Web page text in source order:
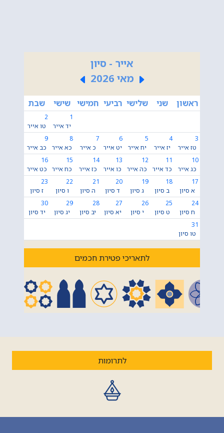
אייר - סיון
מאי 2026
ראשון שני שלישי רביעי חמישי שישי שבת
1
יד אייר
2
טו אייר
3
טז אייר
4
יז אייר
5
יח אייר
6
יט אייר
7
כ אייר
8
כא אייר
9
כב אייר
10
כג אייר
11
כד אייר
12
כה אייר
13
כו אייר
14
כז אייר
15
כח אייר
16
כט אייר
17
א סיון
18
ב סיון
19
ג סיון
20
ד סיון
21
ה סיון
22
ו סיון
23
ז סיון
24
ח סיון
25
ט סיון
26
י סיון
27
יא סיון
28
יב סיון
29
יג סיון
30
יד סיון
31
טו סיון
לתאריכי פטירת חכמים
לתרומות